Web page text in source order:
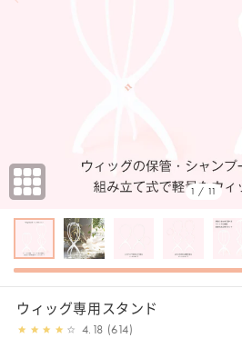
1 / 11
ウィッグ専用スタンド
4.18 (614)